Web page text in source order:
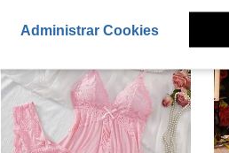
Administrar Cookies